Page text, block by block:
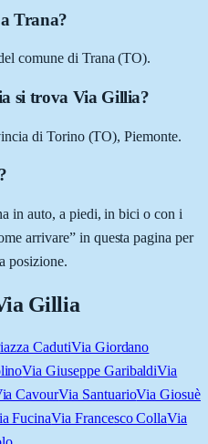
Trana?
comune di Trana (TO).
si trova Via Gillia?
di Torino (TO), Piemonte.
in auto, a piedi, in bici o con i
arrivare” in questa pagina per
posizione.
Gillia
CadutiVia Giordano
Via Giuseppe GaribaldiVia
CavourVia SantuarioVia Giosuè
FucinaVia Francesco CollaVia